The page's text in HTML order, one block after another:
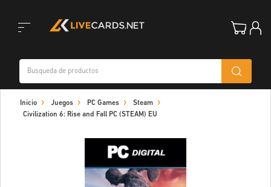
navigation
Inicio Juegos PC Games
Steam
Civilization 6: Rise and Fall PC (STEAM) EU